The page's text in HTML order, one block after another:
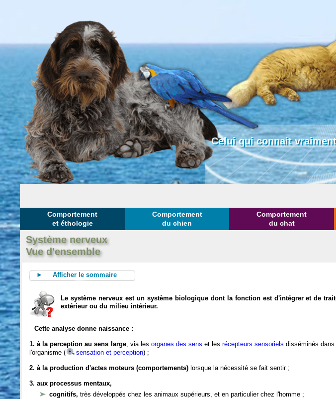
Celui qui connait
Comportement
et éthologie
Comportement
du chien
Comportement
du chat
Système nerveux
Vue d'ensemble
► Afficher le sommaire
Le système nerveux est un système biologique dont la fonction est d'intégrer et de
extérieur ou du milieu intérieur.
Cette analyse donne naissance :
1. à la perception au sens large, via les organes des sens et les récepteurs sensoriels disséminés dans
l'organisme (
sensation et perception) ;
2. à la production d'actes moteurs (comportements) lorsque la nécessité se fait sentir ;
3. aux processus mentaux,
cognitifs,très développés chez les animaux supérieurs, et en particulier chez l'homme ;